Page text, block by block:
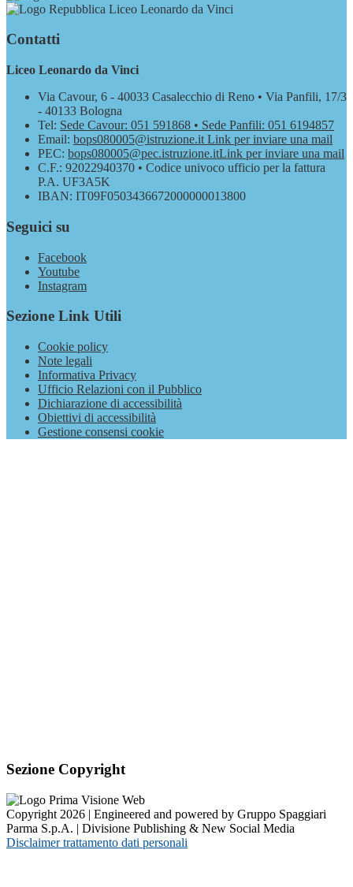
Liceo Leonardo da Vinci
Contatti
Liceo Leonardo da Vinci
Via Cavour, 6 - 40033 Casalecchio di Reno • Via Panfili, 17/3
- 40133 Bologna
Tel: Sede Cavour: 051 591868 • Sede Panfili: 051 6194857
Email: bops080005@istruzione.it Link per inviare una mail
PEC: bops080005@pec.istruzione.itLink per inviare una mail
C.F.: 92022940370 • Codice univoco ufficio per la fattura
P.A. UF3A5K
IBAN: IT09F0503436672000000013800
Seguici su
Facebook
Youtube
Instagram
Sezione Link Utili
Cookie policy
Note legali
Informativa Privacy
Ufficio Relazioni con il Pubblico
Dichiarazione di accessibilità
Obiettivi di accessibilità
Gestione consensi cookie
Sezione Copyright
Copyright 2026 | Engineered and powered by Gruppo Spaggiari
Parma S.p.A. | Divisione Publishing & New Social Media
Disclaimer trattamento dati personali